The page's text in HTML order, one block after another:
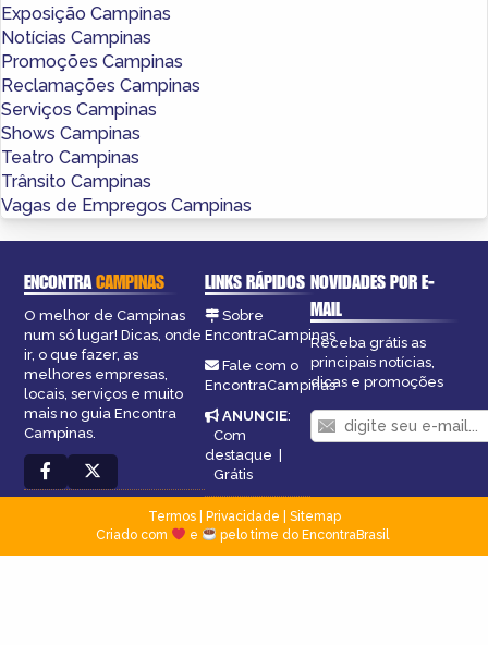
Exposição Campinas
Notícias Campinas
Promoções Campinas
Reclamações Campinas
Serviços Campinas
Shows Campinas
Teatro Campinas
Trânsito Campinas
Vagas de Empregos Campinas
ENCONTRACAMPINAS
O melhor de Campinas
num só lugar! Dicas, onde
ir, o que fazer, as
melhores empresas,
locais, serviços e muito
mais no guia Encontra
Campinas.
LINKS RÁPIDOS
Sobre
EncontraCampinas
Fale com o
EncontraCampinas
ANUNCIE:
Com
destaque
Grátis
NOVIDADES POR E-
MAIL
Receba grátis as
principais notícias,
dicas e promoções
Termos| Privacidade
Sitemap
Criado com
e pelo time do EncontraBrasil